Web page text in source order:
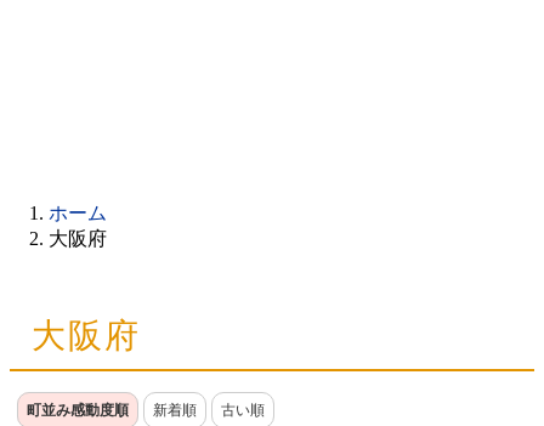
ホーム
大阪府
大阪府
町並み感動度順 新着順 古い順